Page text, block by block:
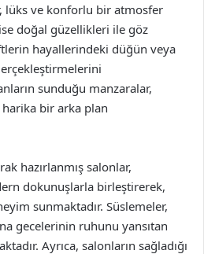
lüks ve konforlu bir atmosfer
doğal güzellikleri ile göz
hayallerindeki düğün veya
sunduğu manzaralar,
bir arka plan
hazırlanmış salonlar,
dokunuşlarla birleştirerek,
sunmaktadır. Süslemeler,
gecelerinin ruhunu yansıtan
Ayrıca, salonların sağladığı